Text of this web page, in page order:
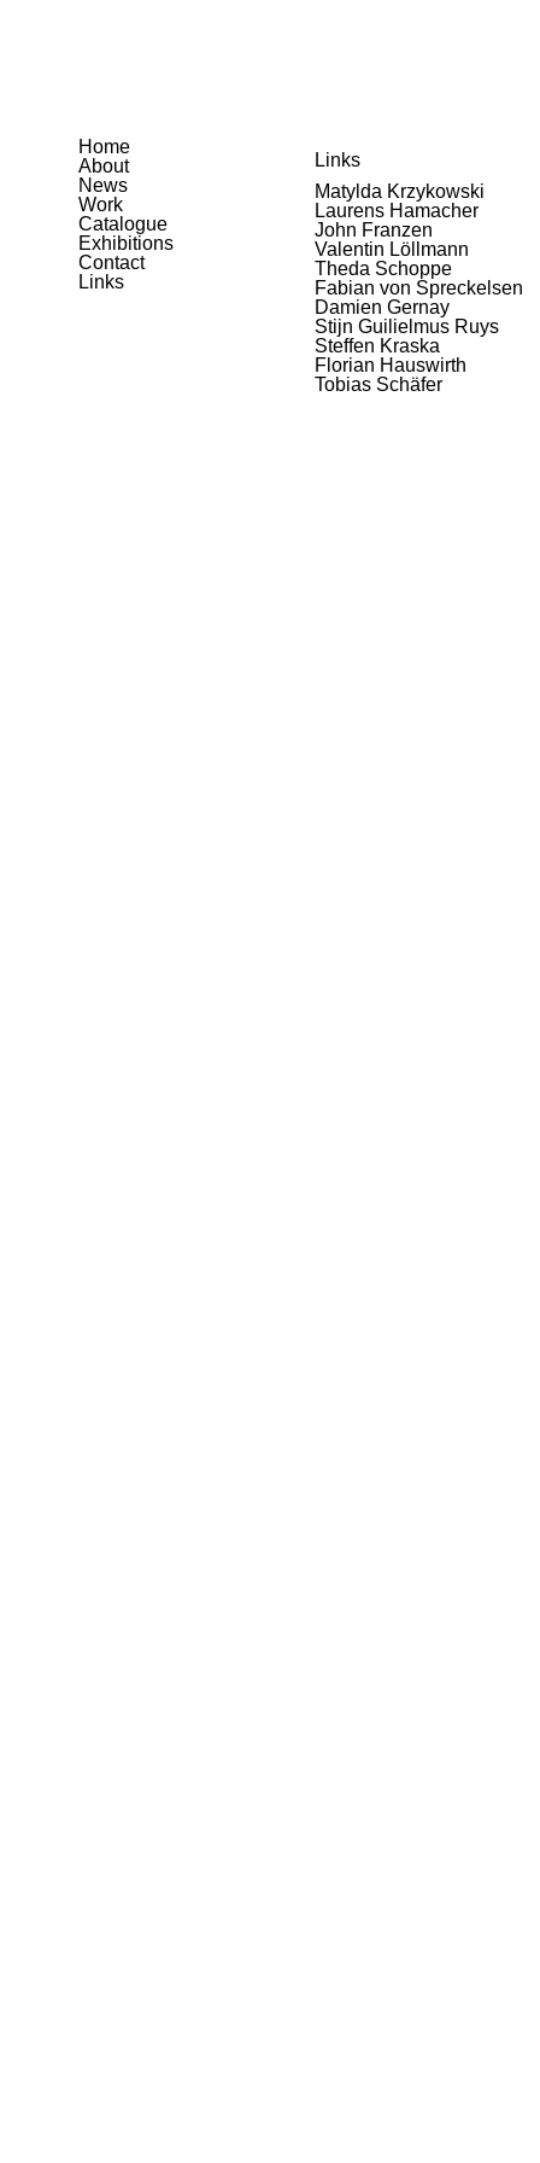
Home
About
News
Work
Catalogue
Exhibitions
Contact
Links
Links
Matylda Krzykowski
Laurens Hamacher
John Franzen
Valentin Löllmann
Theda Schoppe
Fabian von Spreckelsen
Damien Gernay
Stijn Guilielmus Ruys
Steffen Kraska
Florian Hauswirth
Tobias Schäfer